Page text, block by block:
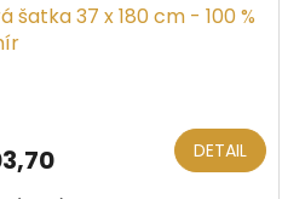
šatka 37 x 180 cm - 100 %
DETAIL